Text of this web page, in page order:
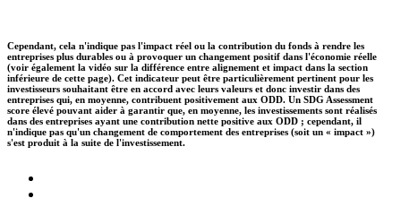
Cependant, cela n'indique pas l'impact réel ou la contribution du fonds à rendre les
entreprises plus durables ou à provoquer un changement positif dans l'économie réelle
(voir également la vidéo sur la différence entre alignement et impact dans la section
inférieure de cette page). Cet indicateur peut être particulièrement pertinent pour les
investisseurs souhaitant être en accord avec leurs valeurs et donc investir dans des
entreprises qui, en moyenne, contribuent positivement aux ODD. Un SDG Assessment
score élevé pouvant aider à garantir que, en moyenne, les investissements sont réalisés
dans des entreprises ayant une contribution nette positive aux ODD ; cependant, il
n'indique pas qu'un changement de comportement des entreprises (soit un « impact »)
s'est produit à la suite de l'investissement.